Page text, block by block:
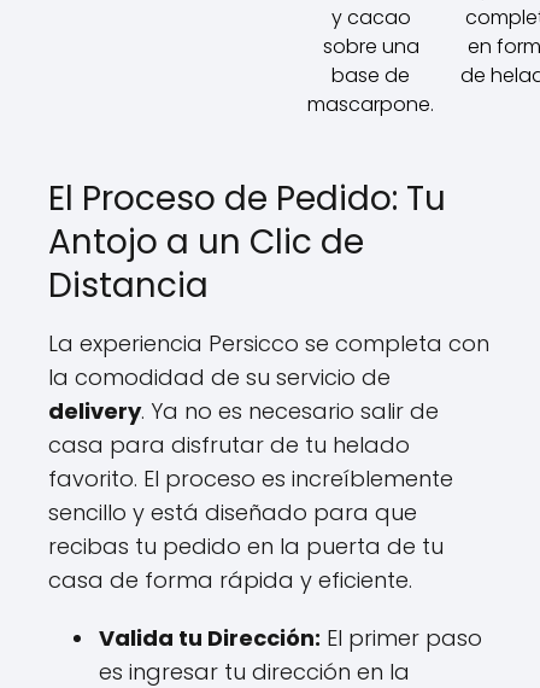
y cacao
sobre una
base de
mascarpone.
en
de
El Proceso de Pedido: Tu
Antojo a un Clic de
Distancia
La experiencia Persicco se completa con
la comodidad de su servicio de
delivery. Ya no es necesario salir de
casa para disfrutar de tu helado
favorito. El proceso es increíblemente
sencillo y está diseñado para que
recibas tu pedido en la puerta de tu
casa de forma rápida y eficiente.
Valida tu Dirección: El primer paso
es ingresar tu dirección en la